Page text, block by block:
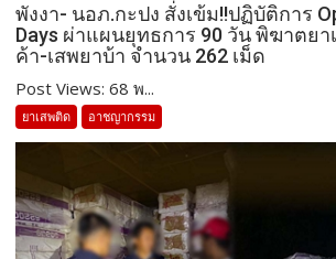
พังงา- นอภ.กะปง สั่งเข้ม!!ปฏิบัติการ
Days ผ่าแผนยุทธการ 90 วัน พิฆาตย
ค้า-เสพยาบ้า จำนวน 262 เม็ด
Post Views: 68 พ...
ยาเสพติด อาชญากรรม